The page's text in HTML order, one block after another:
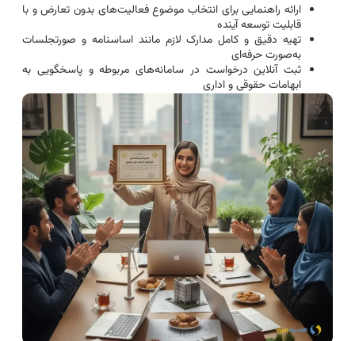
ارائه راهنمایی برای انتخاب موضوع فعالیت‌های بدون تعارض و با
قابلیت توسعه آینده
تهیه دقیق و کامل مدارک لازم مانند اساسنامه و صورتجلسات
به‌صورت حرفه‌ای
ثبت آنلاین درخواست در سامانه‌های مربوطه و پاسخگویی به
ابهامات حقوقی و اداری